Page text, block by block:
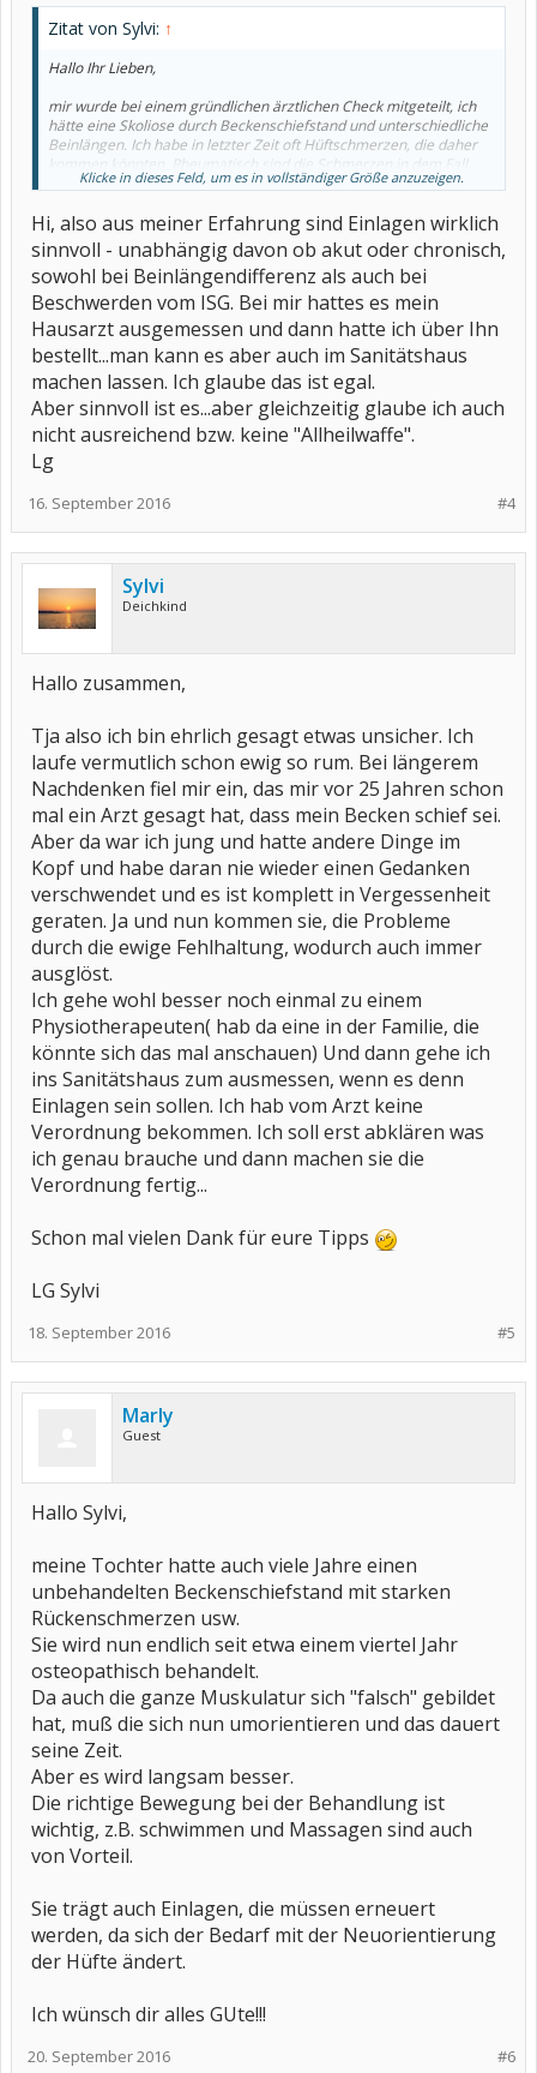
Zitat von Sylvi: ↑
Hallo Ihr Lieben,
mir wurde bei einem gründlichen ärztlichen Check mitgeteilt, ich
hätte eine Skoliose durch Beckenschiefstand und unterschiedliche
Beinlängen. Ich habe in letzter Zeit oft Hüftschmerzen, die daher
kommen könnten. Rheumatisch sind die Schmerzen in dem Fall
nicht.
jemand schon Erfahrungen damit gemacht?
Vielen Dank und liebe Grüße
Sylvi
Klicke in dieses Feld, um es in vollständiger Größe anzuzeigen.
Hi, also aus meiner Erfahrung sind Einlagen wirklich
sinnvoll - unabhängig davon ob akut oder chronisch,
sowohl bei Beinlängendifferenz als auch bei
Beschwerden vom ISG. Bei mir hattes es mein
Hausarzt ausgemessen und dann hatte ich über Ihn
bestellt...man kann es aber auch im Sanitätshaus
machen lassen. Ich glaube das ist egal.
Aber sinnvoll ist es...aber gleichzeitig glaube ich auch
nicht ausreichend bzw. keine "Allheilwaffe".
Lg
#4
16. September 2016
Sylvi
Deichkind
Hallo zusammen,
Tja also ich bin ehrlich gesagt etwas unsicher. Ich
laufe vermutlich schon ewig so rum. Bei längerem
Nachdenken fiel mir ein, das mir vor 25 Jahren schon
mal ein Arzt gesagt hat, dass mein Becken schief sei.
Aber da war ich jung und hatte andere Dinge im
Kopf und habe daran nie wieder einen Gedanken
verschwendet und es ist komplett in Vergessenheit
geraten. Ja und nun kommen sie, die Probleme
durch die ewige Fehlhaltung, wodurch auch immer
ausglöst.
Ich gehe wohl besser noch einmal zu einem
Physiotherapeuten( hab da eine in der Familie, die
könnte sich das mal anschauen) Und dann gehe ich
ins Sanitätshaus zum ausmessen, wenn es denn
Einlagen sein sollen. Ich hab vom Arzt keine
Verordnung bekommen. Ich soll erst abklären was
ich genau brauche und dann machen sie die
Verordnung fertig...
Schon mal vielen Dank für eure Tipps
LG Sylvi
#5
18. September 2016
Marly
Guest
Hallo Sylvi,
meine Tochter hatte auch viele Jahre einen
unbehandelten Beckenschiefstand mit starken
Rückenschmerzen usw.
Sie wird nun endlich seit etwa einem viertel Jahr
osteopathisch behandelt.
Da auch die ganze Muskulatur sich "falsch" gebildet
hat, muß die sich nun umorientieren und das dauert
seine Zeit.
Aber es wird langsam besser.
Die richtige Bewegung bei der Behandlung ist
wichtig, z.B. schwimmen und Massagen sind auch
von Vorteil.
Sie trägt auch Einlagen, die müssen erneuert
werden, da sich der Bedarf mit der Neuorientierung
der Hüfte ändert.
Ich wünsch dir alles GUte!!!
#6
20. September 2016